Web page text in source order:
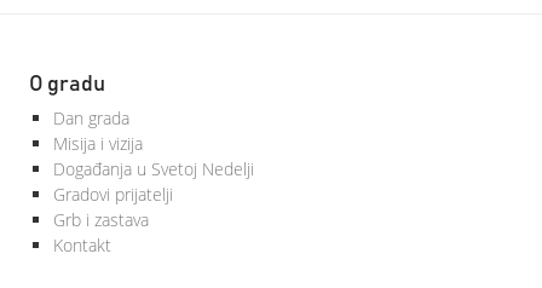
O gradu
Dan grada
Misija i vizija
Događanja u Svetoj Nedelji
Gradovi prijatelji
Grb i zastava
Kontakt